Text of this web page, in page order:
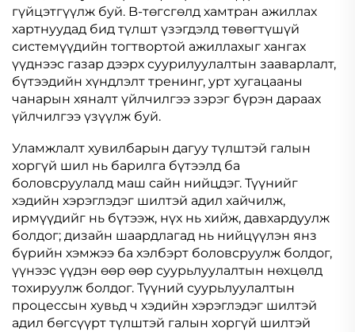
гүйцэтгүүлж буй. B-төгсгөлд хамтран ажиллах
хартнуудад бид түлшт үзэгдэлд төвөгтүшүй
системүүдийн тогтвортой ажиллахыг хангах
үүднээс газар дээрх суурилуулалтын зааварлалт,
бүтээдийн хүндлэлт тренинг, урт хугацааны
чанарын хяналт үйлчилгээ зэрэг бүрэн дараах
үйлчилгээ үзүүлж буй.
Уламжлалт хувилбарын дагуу түлштэй галын
хоргүй шил нь барилга бүтээлд ба
боловсруулалд маш сайн нийцдэг. Түүнийг
хэдийн хэрэглэдэг шилтэй адил хайчилж,
ирмүүдийг нь бүтээж, нүх нь хийж, давхардуулж
болдог; дизайн шаардлагад нь нийцүүлэн янз
бүрийн хэмжээ ба хэлбэрт боловсруулж болдог,
үүнээс үүдэн өөр өөр суурьлуулалтын нөхцөлд
тохируулж болдог. Түүний суурьлуулалтын
процессын хувьд ч хэдийн хэрэглэдэг шилтэй
адил бөгсүүрт түлштэй галын хоргүй шилтэй